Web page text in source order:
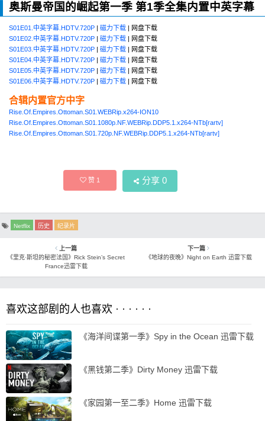
奥斯曼帝国的崛起第一季 第1季全集内置中英字幕
S01E01.中英字幕.HDTV.720P | 磁力下载 | 网盘下载
S01E02.中英字幕.HDTV.720P | 磁力下载 | 网盘下载
S01E03.中英字幕.HDTV.720P | 磁力下载 | 网盘下载
S01E04.中英字幕.HDTV.720P | 磁力下载 | 网盘下载
S01E05.中英字幕.HDTV.720P | 磁力下载 | 网盘下载
S01E06.中英字幕.HDTV.720P | 磁力下载 | 网盘下载
合辑内置官方中字
Rise.Of.Empires.Ottoman.S01.WEBRip.x264-ION10
Rise.Of.Empires.Ottoman.S01.1080p.NF.WEBRip.DDP5.1.x264-NTb[rartv]
Rise.Of.Empires.Ottoman.S01.720p.NF.WEBRip.DDP5.1.x264-NTb[rartv]
赞1 分享 0
Netflix 历史 纪录片
上一篇
《里克·斯坦的秘密法国》Rick Stein’s Secret
France迅雷下载
下一篇
《地球的夜晚》Night on Earth 迅雷下载
喜欢这部剧的人也喜欢 · · · · · ·
《海洋间谍第一季》Spy in the Ocean 迅雷下载
《黑钱第二季》Dirty Money 迅雷下载
《家园第一至二季》Home 迅雷下载